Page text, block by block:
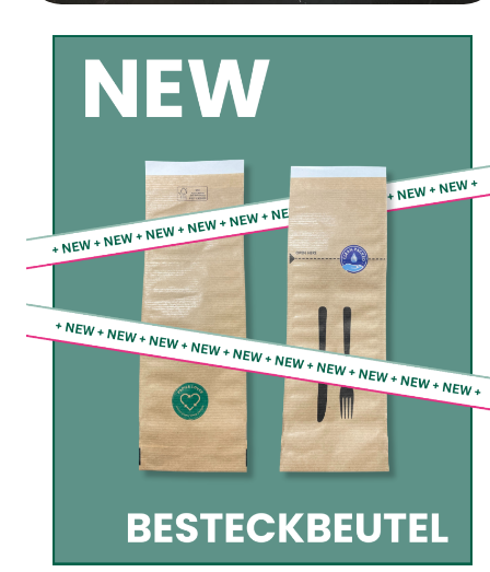
Heute geht’s los – INTERPACK!